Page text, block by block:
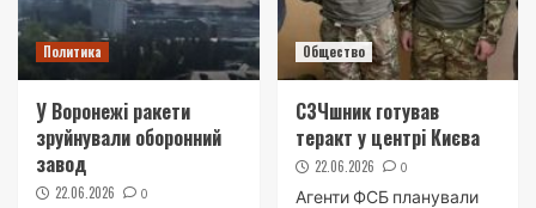
Политика
У Воронежі ракети
зруйнували оборонний
завод
22.06.2026 0
Общество
СЗЧшник готував
теракт у центрі Києва
22.06.2026 0
Агенти ФСБ планували